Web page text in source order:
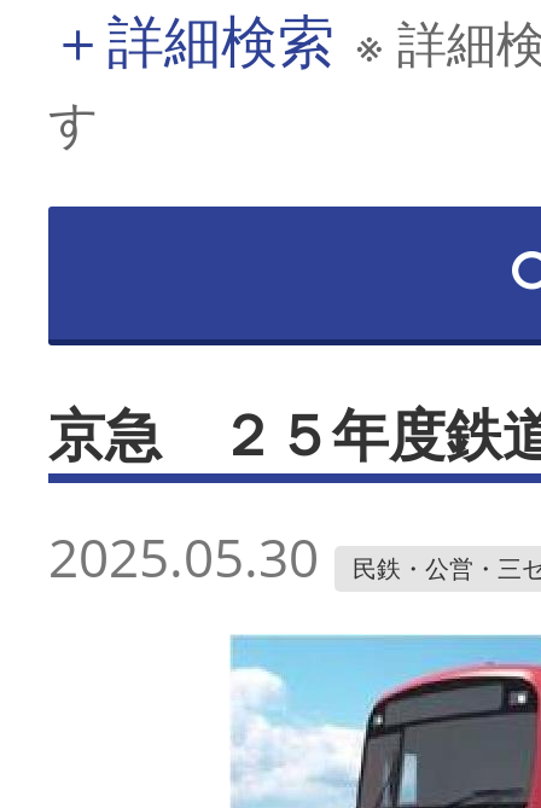
＋詳細検索 ※ 詳細
す
京急 ２５年度鉄
2025.05.30 民鉄・公営・三